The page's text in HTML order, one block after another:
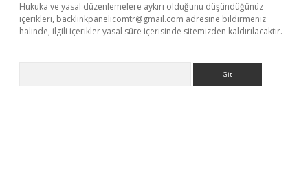
Hukuka ve yasal düzenlemelere aykırı olduğunu düşündüğünüz
içerikleri, backlinkpanelicomtr@gmail.com adresine bildirmeniz
halinde, ilgili içerikler yasal süre içerisinde sitemizden kaldırılacaktır.